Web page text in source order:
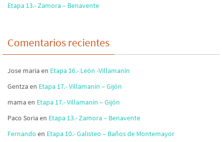
Etapa 13.- Zamora – Benavente
Comentarios recientes
Jose mariaen Etapa 16.- León -Villamanín
Gentzaen Etapa 17.- Villamanín – Gijón
mamaen Etapa 17.- Villamanín – Gijón
Paco Soriaen Etapa 13.- Zamora – Benavente
Fernando en Etapa 10.- Galisteo – Baños de Montemayor